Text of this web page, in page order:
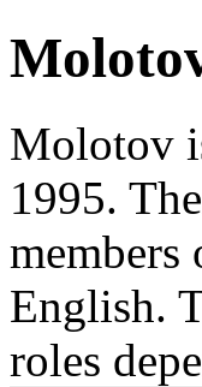
Molotov
1995.
members
English.
roles